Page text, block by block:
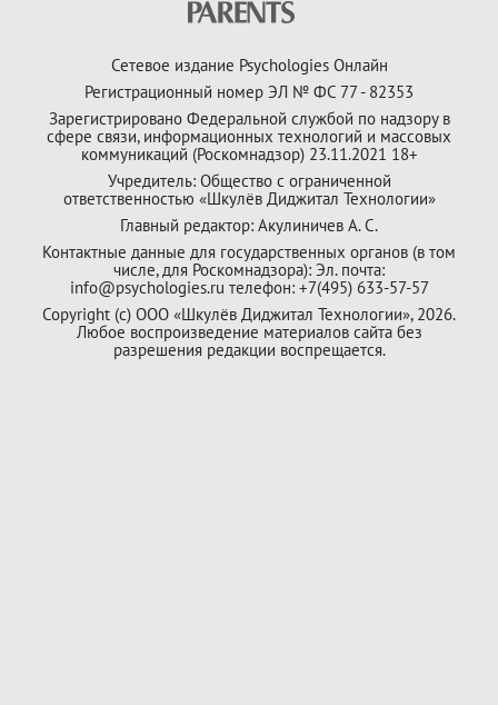
Сетевое издание Psychologies Онлайн
Регистрационный номер ЭЛ № ФС 77 - 82353
Зарегистрировано Федеральной службой по надзору в
сфере связи, информационных технологий и массовых
коммуникаций (Роскомнадзор) 23.11.2021 18+
Учредитель: Общество с ограниченной
ответственностью «Шкулёв Диджитал Технологии»
Главный редактор: Акулиничев А. С.
Контактные данные для государственных органов (в том
числе, для Роскомнадзора): Эл. почта:
info@psychologies.ru телефон: +7(495) 633-57-57
Copyright (с) ООО «Шкулёв Диджитал Технологии», 2026.
Любое воспроизведение материалов сайта без
разрешения редакции воспрещается.